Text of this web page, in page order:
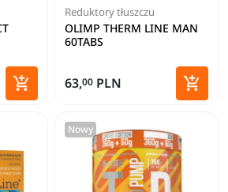

Dodaj do koszyka
Reduktory tłuszczu
OLIMP THERM LINE MAN
60TABS
63,00 PLN 
Dodaj
Nowy